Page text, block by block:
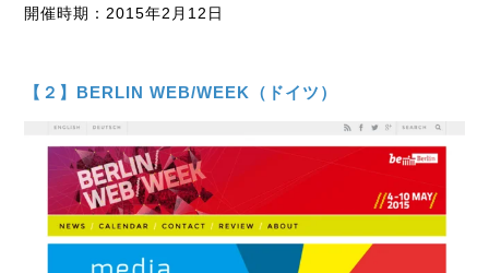
開催時期：2015年2月12日
【２】BERLIN WEB/WEEK（ドイツ）